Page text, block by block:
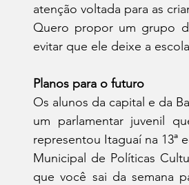
atenção voltada para as
Quero propor um grupo
evitar que ele deixe a
Planos para o futuro
Os alunos da capital e da
um parlamentar juvenil
representou Itaguaí na
Municipal de Políticas
que você sai da semana